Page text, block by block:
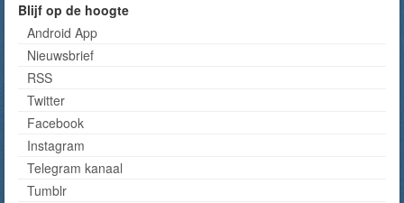
Blijf op de hoogte
Android App
Nieuwsbrief
RSS
Twitter
Facebook
Instagram
Telegram kanaal
Tumblr